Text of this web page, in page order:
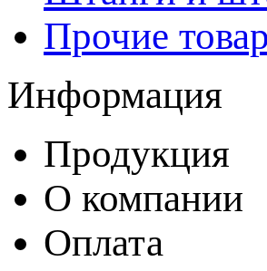
Прочие
Информация
Продукция
О компании
Оплата